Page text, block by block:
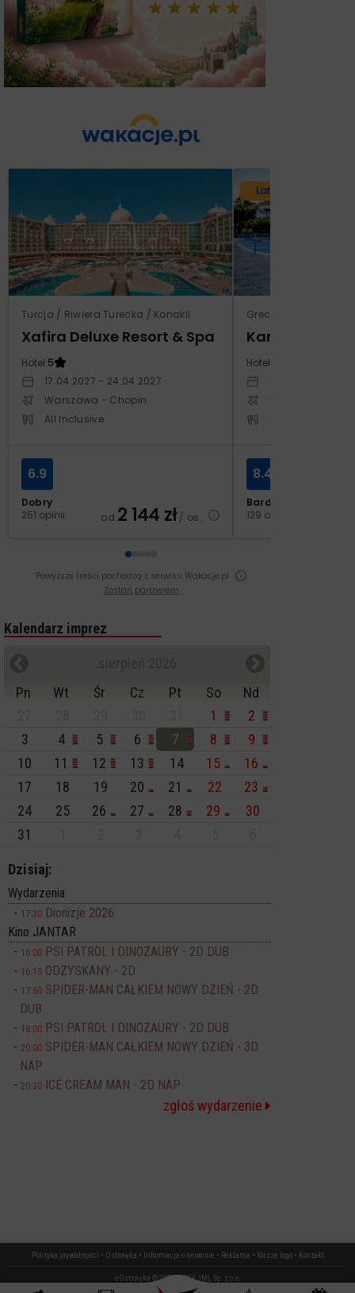
Turcja / Riwiera Turecka / Konakli
Xafira Deluxe Resort & Spa
Hotel:5
17.04.2027 - 24.04.2027
Warszawa - Chopin
All Inclusive
Dobry
251 opinii
6.9
od 2 144 zł/ os.
Lato 2026
Grecja / Samos /
Kampos
Hotel:
Warszawa -
Bardzo dobry
129 opinii
8.4
Powyższe treści pochodzą z serwisu Wakacje.pl
Zostań partnerem
Kalendarz imprez
Pn
Wt Śr Cz Pt So
Nd
1
2
3
4 5 6 7 8
9
10
11 12 13 14 15
16
17
18 19 20 21 22
23
24
25 26 27 28 29
30
31
Dzisiaj:
Wydarzenia
17:30 Dionizje 2026
Kino JANTAR
16:00 PSI PATROL I DINOZAURY - 2D DUB
16:15 ODZYSKANY - 2D
17:50 SPIDER-MAN CAŁKIEM NOWY DZIEŃ - 2D
DUB
18:00 PSI PATROL I DINOZAURY - 2D DUB
20:00 SPIDER-MAN CAŁKIEM NOWY DZIEŃ - 3D
NAP
20:30 ICE CREAM MAN - 2D NAP
zgłoś wydarzenie
Polityka prywatności • Ostrołęka • Informacja o serwisie • Reklama • Nasze logo• Kontakt
eOstrołęka © 2006 - 2026 JML Sp. z o.o.